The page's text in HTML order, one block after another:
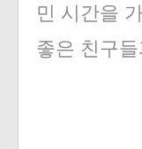
민 시간을
좋은 친구